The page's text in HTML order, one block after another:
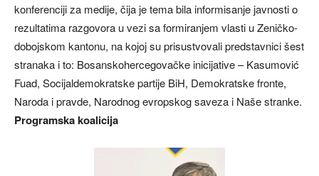
konferenciji za medije, čija je tema bila informisanje javnosti o
rezultatima razgovora u vezi sa formiranjem vlasti u Zeničko-
dobojskom kantonu, na kojoj su prisustvovali predstavnici šest
stranaka i to: Bosanskohercegovačke inicijative – Kasumović
Fuad, Socijaldemokratske partije BiH, Demokratske fronte,
Naroda i pravde, Narodnog evropskog saveza i Naše stranke.
Programska koalicija